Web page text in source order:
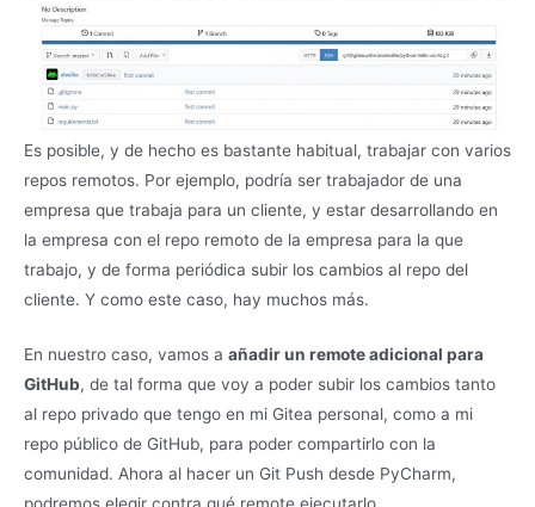
Es posible, y de hecho es bastante habitual, trabajar con varios
repos remotos. Por ejemplo, podría ser trabajador de una
empresa que trabaja para un cliente, y estar desarrollando en
la empresa con el repo remoto de la empresa para la que
trabajo, y de forma periódica subir los cambios al repo del
cliente. Y como este caso, hay muchos más.
En nuestro caso, vamos a añadir un remote adicional para
GitHub, de tal forma que voy a poder subir los cambios tanto
al repo privado que tengo en mi Gitea personal, como a mi
repo público de GitHub, para poder compartirlo con la
comunidad. Ahora al hacer un Git Push desde PyCharm,